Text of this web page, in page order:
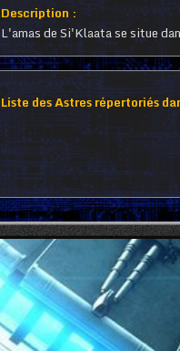
Description :
L'amas de Si'Klaata se situe
Liste des Astres répertoriés